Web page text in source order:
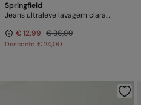
Springfield
Jeans ultraleve lavagem clara slim fit
€ 12,99 € 36,99
Desconto € 24,00